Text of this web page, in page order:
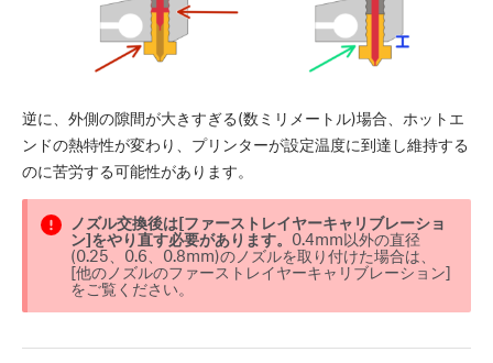
逆に、外側の隙間が大きすぎる(数ミリメートル)場合、ホットエ
ンドの熱特性が変わり、プリンターが設定温度に到達し維持する
のに苦労する可能性があります。
ノズル交換後は[ファーストレイヤーキャリブレーショ
ン]をやり直す必要があります。 0.4mm以外の直径
(0.25、0.6、0.8mm)のノズルを取り付けた場合は、
[他のノズルのファーストレイヤーキャリブレーション]
をご覧ください。